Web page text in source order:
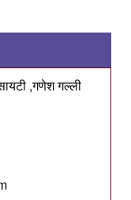
,गणेश गल्ली